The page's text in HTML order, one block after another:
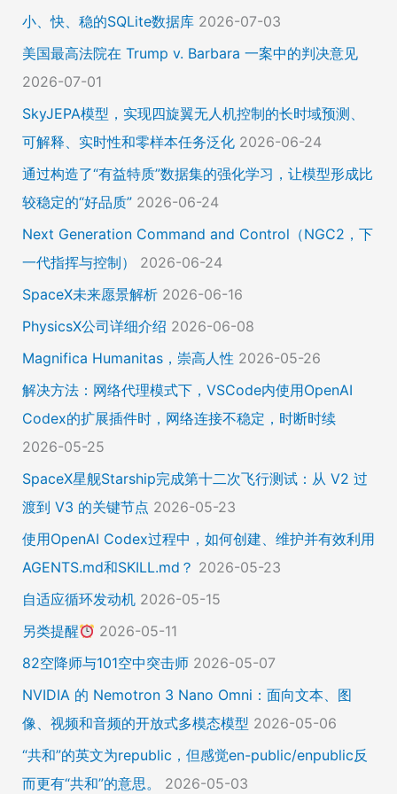
小、快、稳的SQLite数据库 2026-07-03
美国最高法院在 Trump v. Barbara 一案中的判决意见
2026-07-01
SkyJEPA模型，实现四旋翼无人机控制的长时域预测、
可解释、实时性和零样本任务泛化 2026-06-24
通过构造了“有益特质”数据集的强化学习，让模型形成比
较稳定的“好品质” 2026-06-24
Next Generation Command and Control（NGC2，下
一代指挥与控制）
2026-06-24
SpaceX未来愿景解析 2026-06-16
PhysicsX公司详细介绍 2026-06-08
Magnifica Humanitas，崇高人性 2026-05-26
解决方法：网络代理模式下，VSCode内使用OpenAI
Codex的扩展插件时，网络连接不稳定，时断时续
2026-05-25
SpaceX星舰Starship完成第十二次飞行测试：从 V2 过
渡到 V3 的关键节点 2026-05-23
使用OpenAI Codex过程中，如何创建、维护并有效利用
AGENTS.md和SKILL.md？ 2026-05-23
自适应循环发动机 2026-05-15
另类提醒
2026-05-11
82空降师与101空中突击师 2026-05-07
NVIDIA 的 Nemotron 3 Nano Omni：面向文本、图
像、视频和音频的开放式多模态模型 2026-05-06
“共和”的英文为republic，但感觉en-public/enpublic反
而更有“共和”的意思。
2026-05-03